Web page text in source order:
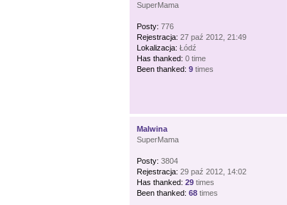
SuperMama
Posty: 776
Rejestracja: 27 paź 2012, 21:49
Lokalizacja: Łódź
Has thanked: 0 time
Been thanked: 9 times
Malwina
SuperMama
Posty: 3804
Rejestracja: 29 paź 2012, 14:02
Has thanked: 29 times
Been thanked: 68 times